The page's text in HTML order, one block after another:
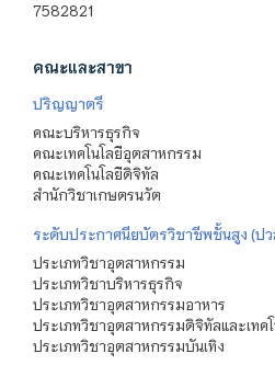
7582821
คณะและสาขา
ปริญญาตรี
คณะบริหารธุรกิจ
คณะเทคโนโลยีอุตสาหกรรม
คณะเทคโนโลยีดิจิทัล
สำนักวิชาเกษตรนวัต
ระดับประกาศนียบัตรวิชาชีพชั้นสูง (ปว
ประเภทวิชาอุตสาหกรรม
ประเภทวิชาบริหารธุรกิจ
ประเภทวิชาอุตสาหกรรมอาหาร
ประเภทวิชาอุตสาหกรรมดิจิทัลและเทค
ประเภทวิชาอุตสาหกรรมบันเทิง